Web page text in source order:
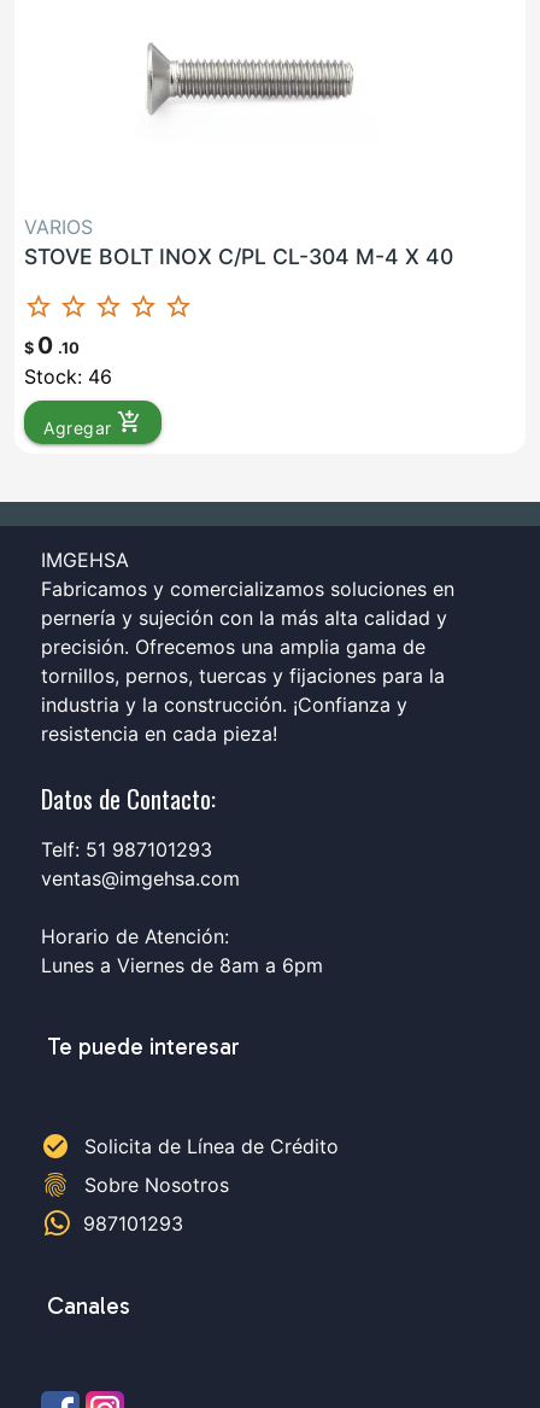
VARIOS
STOVE BOLT INOX C/PL CL-304 M-4 X 40
star_border star_border star_border star_border star_border
$ 0 .10
Stock: 46
Agregar add_shopping_cart
IMGEHSA
Fabricamos y comercializamos soluciones en
pernería y sujeción con la más alta calidad y
precisión. Ofrecemos una amplia gama de
tornillos, pernos, tuercas y fijaciones para la
industria y la construcción. ¡Confianza y
resistencia en cada pieza!
Datos de Contacto:
Telf: 51 987101293
ventas@imgehsa.com
Horario de Atención:
Lunes a Viernes de 8am a 6pm
Te puede interesar
check_circle Solicita de Línea de Crédito
fingerprint
Sobre Nosotros
987101293
Canales